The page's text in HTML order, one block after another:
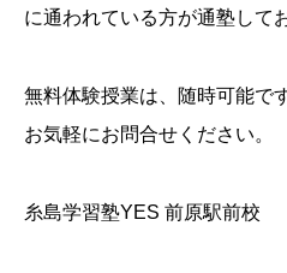
に通われている方が通塾して
無料体験授業は、随時可能です
お気軽にお問合せください。
糸島学習塾YES 前原駅前校